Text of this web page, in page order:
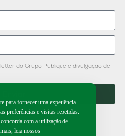
do Grupo Publique e divulgação de
para fornecer uma experiência
preferências e visitas repetidas.
com a utilização de
leia nossos